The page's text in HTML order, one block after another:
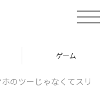
t
o
v
ゲーム
のツーじゃなくてスリ